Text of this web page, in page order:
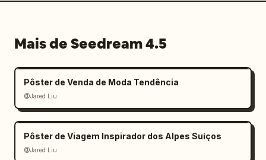
Mais de Seedream 4.5
Pôster de Venda de Moda Tendência
@Jared Liu
Pôster de Viagem Inspirador dos Alpes Suíços
@Jared Liu